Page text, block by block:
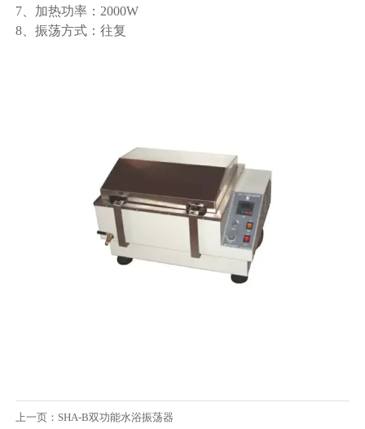
7、加热功率：2000W
8、振荡方式：往复
上一页： SHA-B双功能水浴振荡器